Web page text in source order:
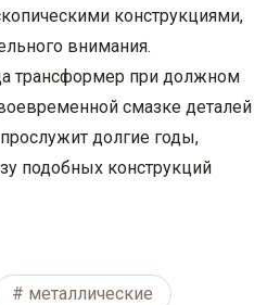
конструкциями,
внимания.
трансформер при должном
смазке деталей
долгие годы,
подобных конструкций
металлические